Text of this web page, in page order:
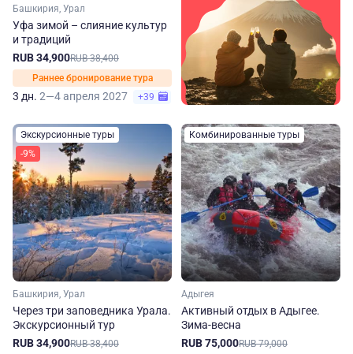
Башкирия, Урал
Уфа зимой – слияние культур
и традиций
RUB 34,900RUB 38,400
Раннее бронирование тура
3 дн. 2—4 апреля 2027 +39
Экскурсионные туры
-9%
Башкирия, Урал
Через три заповедника Урала.
Экскурсионный тур
RUB 34,900RUB 38,400
Комбинированные туры
Адыгея
Активный отдых в Адыгее.
Зима-весна
RUB 75,000RUB 79,000